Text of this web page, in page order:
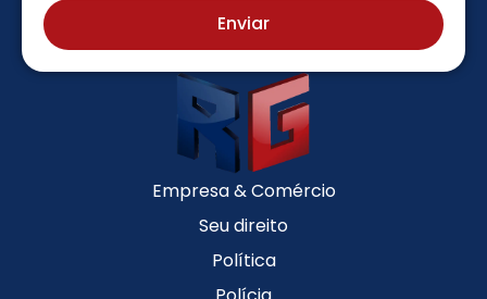
Enviar
Empresa & Comércio
Seu direito
Política